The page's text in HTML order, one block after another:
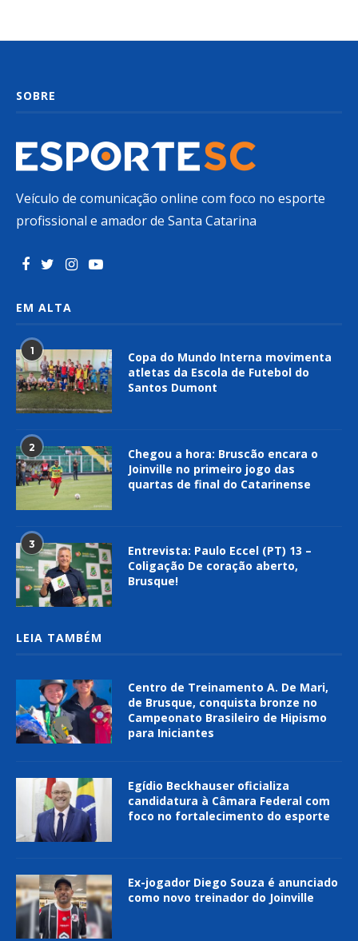
SOBRE
Veículo de comunicação online com foco no esporte
profissional e amador de Santa Catarina
EM ALTA
1
Copa do Mundo Interna movimenta
atletas da Escola de Futebol do
Santos Dumont
2
Chegou a hora: Bruscão encara o
Joinville no primeiro jogo das
quartas de final do Catarinense
3
Entrevista: Paulo Eccel (PT) 13 –
Coligação De coração aberto,
Brusque!
LEIA TAMBÉM
Centro de Treinamento A. De Mari,
de Brusque, conquista bronze no
Campeonato Brasileiro de Hipismo
para Iniciantes
Egídio Beckhauser oficializa
candidatura à Câmara Federal com
foco no fortalecimento do esporte
Ex-jogador Diego Souza é anunciado
como novo treinador do Joinville